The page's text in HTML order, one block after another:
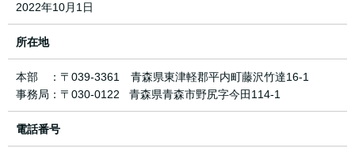
2022年10月1日
所在地
本部 ：〒039-3361 青森県東津軽郡平内町藤沢竹達16-1
事務局：〒030-0122 青森県青森市野尻字今田114-1
電話番号